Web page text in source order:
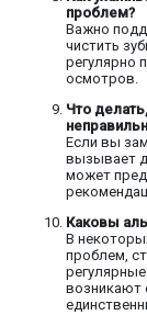
проблем?
Важно
чистить
регулярно
осмотров.
Что
Если вы
вызывает
может
Каковы
В
проблем,
возникают